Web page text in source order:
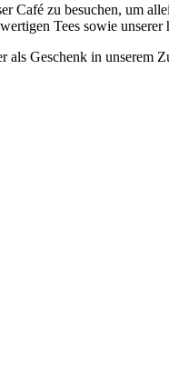
Café zu besuchen, um
Tees sowie
als Geschenk in unserem